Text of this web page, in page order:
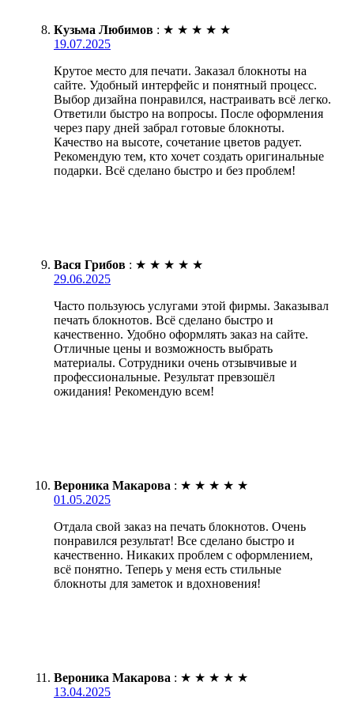
Кузьма Любимов : ★ ★ ★ ★ ★
19.07.2025
Крутое место для печати. Заказал блокноты на
сайте. Удобный интерфейс и понятный процесс.
Выбор дизайна понравился, настраивать всё легко.
Ответили быстро на вопросы. После оформления
через пару дней забрал готовые блокноты.
Качество на высоте, сочетание цветов радует.
Рекомендую тем, кто хочет создать оригинальные
подарки. Всё сделано быстро и без проблем!
Вася Грибов : ★ ★ ★ ★ ★
29.06.2025
Часто пользуюсь услугами этой фирмы. Заказывал
печать блокнотов. Всё сделано быстро и
качественно. Удобно оформлять заказ на сайте.
Отличные цены и возможность выбрать
материалы. Сотрудники очень отзывчивые и
профессиональные. Результат превзошёл
ожидания! Рекомендую всем!
Вероника Макарова : ★ ★ ★ ★ ★
01.05.2025
Отдала свой заказ на печать блокнотов. Очень
понравился результат! Все сделано быстро и
качественно. Никаких проблем с оформлением,
всё понятно. Теперь у меня есть стильные
блокноты для заметок и вдохновения!
Вероника Макарова : ★ ★ ★ ★ ★
13.04.2025